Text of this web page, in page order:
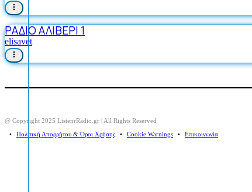
ΡΑΔΙΟ ΑΛΙΒΕΡΙ 1
elisavet
@ Copyright 2025 ListenrRadio.gr | All Rights Reserved
⠀•⠀ Πολιτική Απορρήτου & Όροι Χρήσης ⠀•⠀ Cookie Warnings ⠀•⠀ Επικοινωνία